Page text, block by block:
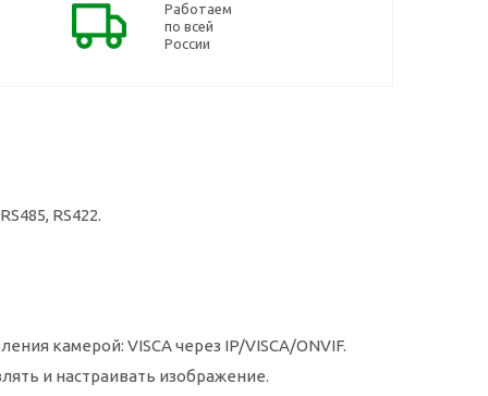
Работаем
по всей
России
RS422.
камерой: VISCA через IP/VISCA/ONVIF.
и настраивать изображение.